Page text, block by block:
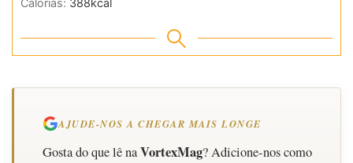
AJUDE-NOS A CHEGAR MAIS LONGE
Gosta do que lê naVortexMag? Adicione-nos como